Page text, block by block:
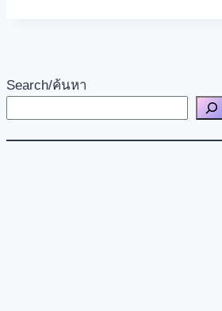
Search/ค้นหา